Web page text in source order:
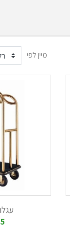
לחלוקה ולאיסוף
אירוח.
אשר ניתן לכסותן עם
מיין לפי